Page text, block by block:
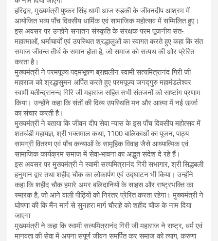
हरिद्वार, मुख्यमंत्री पुष्कर सिंह धामी आज रुड़की के जीवनदीप आश्रम में
आयोजित भव्य पाँच दिवसीय धार्मिक एवं सामाजिक महोत्सव में सम्मिलित हुए।
इस अवसर पर उन्होंने सनातन संस्कृति के संरक्षक परम पूजनीय संत-
महात्माओं, धर्माचार्यों एवं उपस्थित श्रद्धालुओं का स्वागत करते हुए कहा कि संत
समाज जीवन्त तीर्थ के समान होता है, जो समाज को सत्पथ की ओर प्रेरित
करता है।
मुख्यमंत्री ने परमपूज्य पद्मभूषण ब्रह्मलीन स्वामी सत्यमित्रानंद गिरी जी
महाराज को श्रद्धासुमन अर्पित करते हुए परमपूज्य जगद्गुरु महामंडलेश्वर
स्वामी यतीन्द्रानन्द गिरि जी महाराज सहित सभी संतजनों को साष्टांग प्रणाम
किया। उन्होंने कहा कि संतों की दिव्य उपस्थिति मन और आत्मा में नई ऊर्जा
का संचार करती है।
मुख्यमंत्री ने बताया कि जीवन दीप सेवा न्यास के इस पाँच दिवसीय महोत्सव में
शतचंडी महायज्ञ, श्री भक्तमाल कथा, 1100 बालिकाओं का पूजन, पाठ्य
सामग्री वितरण एवं पाँच कन्याओं के सामूहिक विवाह जैसे आध्यात्मिक एवं
सामाजिक कार्यक्रम समाज में सेवा-भावना का अद्भुत संदेश दे रहे हैं।
इस अवसर पर मुख्यमंत्री ने स्वामी सत्यमित्रानंद गिरी सभागार, श्री सिद्धबली
हनुमान द्वार तथा शहीद चौक का लोकार्पण एवं उद्घाटन भी किया। उन्होंने
कहा कि शहीद चौक हमारे अमर बलिदानियों के साहस और राष्ट्रभक्ति का
स्मारक है, जो आने वाली पीढ़ियों को निरंतर प्रेरित करता रहेगा। मुख्यमंत्री ने
घोषणा की कि मैंन मार्ग से सुनहरा मार्ग चौराहे को शहीद चौक के नाम दिया
जाएगा
मुख्यमंत्री ने कहा कि स्वामी सत्यमित्रानंद गिरी जी महाराज ने राष्ट्र, धर्म एवं
मानवता की सेवा में अपना संपूर्ण जीवन समर्पित कर समाज को त्याग, करुणा